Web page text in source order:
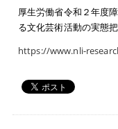
厚生労働省令和２年度
る文化芸術活動の実態
https://www.nli-